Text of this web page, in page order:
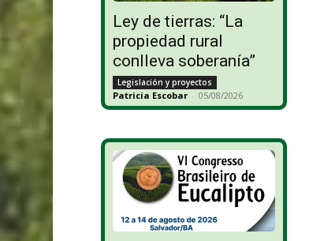
Ley de tierras: “La
propiedad rural
conlleva soberanía”
Legislación y proyectos
Patricia Escobar - 05/08/2026